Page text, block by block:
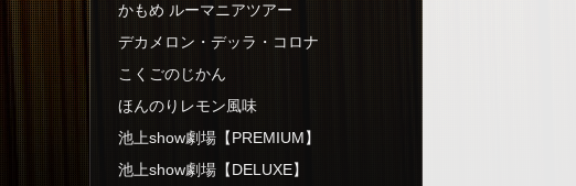
かもめ ルーマニアツアー
デカメロン・デッラ・コロナ
こくごのじかん
ほんのりレモン風味
池上show劇場【PREMIUM】
池上show劇場【DELUXE】